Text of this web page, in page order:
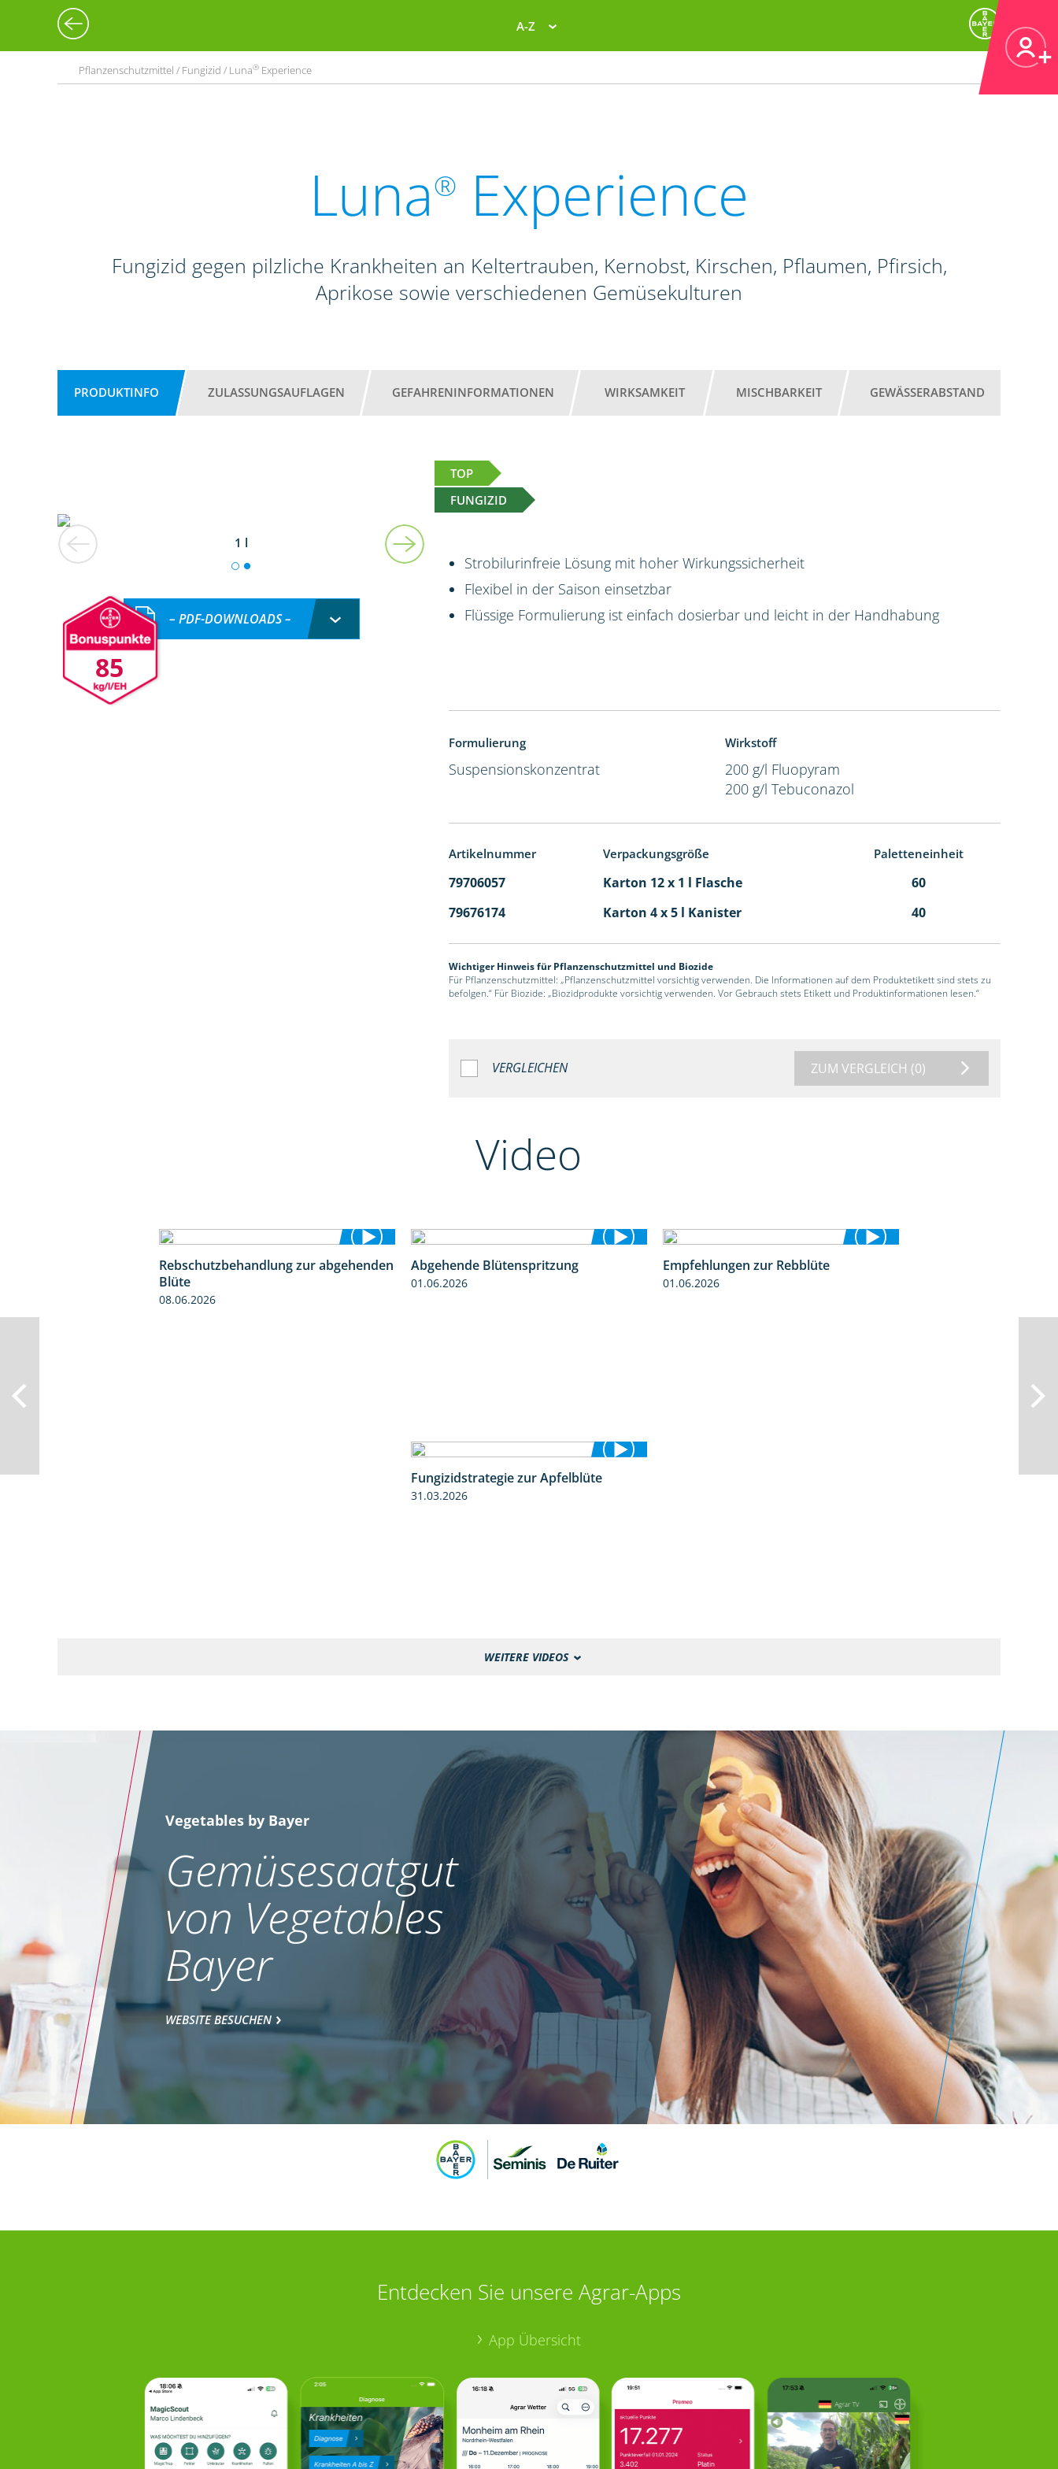
A-Z
Pflanzenschutzmittel / Fungizid / Luna® Experience
Luna® Experience
Fungizid gegen pilzliche Krankheiten an Keltertrauben, Kernobst, Kirschen, Pflaumen, Pfirsich,
Aprikose sowie verschiedenen Gemüsekulturen
PRODUKTINFO ZULASSUNGSAUFLAGEN GEFAHRENINFORMATIONEN WIRKSAMKEIT MISCHBARKEIT GEWÄSSERABSTAND
TOP
FUNGIZID
1 l
85
– PDF-DOWNLOADS –
Strobilurinfreie Lösung mit hoher Wirkungssicherheit
Flexibel in der Saison einsetzbar
Flüssige Formulierung ist einfach dosierbar und leicht in der Handhabung
Formulierung
Suspensionskonzentrat
Wirkstoff
200 g/l Fluopyram
200 g/l Tebuconazol
Artikelnummer Verpackungsgröße Paletteneinheit
79706057 Karton 12 x 1 l Flasche
60
79676174
Karton 4 x 5 l Kanister 40
Wichtiger Hinweis für Pflanzenschutzmittel und Biozide
Für Pflanzenschutzmittel: „Pflanzenschutzmittel vorsichtig verwenden. Die Informationen auf dem Produktetikett sind stets zu
befolgen.“ Für Biozide: „Biozidprodukte vorsichtig verwenden. Vor Gebrauch stets Etikett und Produktinformationen lesen.“
VERGLEICHEN ZUM VERGLEICH (0)
Video
3:06
Rebschutzbehandlung zur abgehenden
Blüte
08.06.2026
Abgehende Blütenspritzung
01.06.2026
Empfehlungen zur Rebblüte
01.06.2026
Fungizidstrategie zur Apfelblüte
31.03.2026
WEITERE VIDEOS
Vegetables by Bayer
Gemüsesaatgut
von Vegetables
Bayer
WEBSITE BESUCHEN
Entdecken Sie unsere Agrar-Apps
App Übersicht